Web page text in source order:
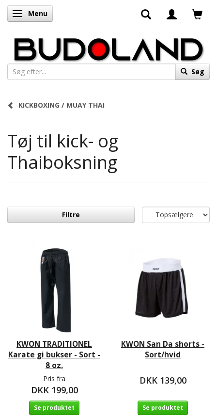
Skifte navigation
Menu
Søg
KICKBOXING / MUAY THAI
Tøj til kick- og
Thaiboksning
Filtre
KWON TRADITIONEL
Karate gi bukser - Sort -
8 oz.
Pris fra
DKK 199,00
Se produktet
KWON San Da shorts -
Sort/hvid
DKK 139,00
Se produktet